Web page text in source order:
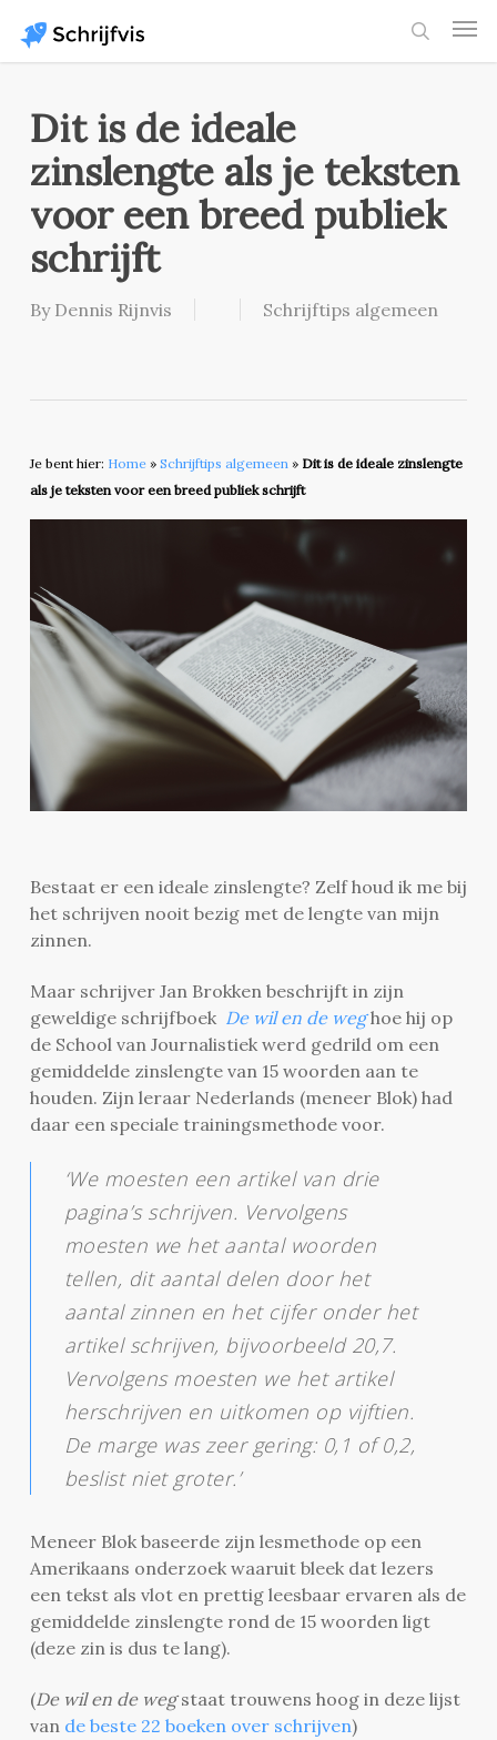
main
Dit is de ideale
zinslengte als je teksten
voor een breed publiek
schrijft
By Dennis Rijnvis Schrijftips algemeen
Je bent hier: Home» Schrijftips algemeen» Dit is de ideale zinslengte
als je teksten voor een breed publiek schrijft
Bestaat er een ideale zinslengte? Zelf houd ik me bij
het schrijven nooit bezig met de lengte van mijn
zinnen.
Maar schrijver Jan Brokken beschrijft in zijn
geweldige schrijfboek De wil en de weghoe hij op
de School van Journalistiek werd gedrild om een
gemiddelde zinslengte van 15 woorden aan te
houden. Zijn leraar Nederlands (meneer Blok) had
daar een speciale trainingsmethode voor.
‘We moesten een artikel van drie
pagina’s schrijven. Vervolgens
moesten we het aantal woorden
tellen, dit aantal delen door het
aantal zinnen en het cijfer onder het
artikel schrijven, bijvoorbeeld 20,7.
Vervolgens moesten we het artikel
herschrijven en uitkomen op vijftien.
De marge was zeer gering: 0,1 of 0,2,
beslist niet groter.’
Meneer Blok baseerde zijn lesmethode op een
Amerikaans onderzoek waaruit bleek dat lezers
een tekst als vlot en prettig leesbaar ervaren als de
gemiddelde zinslengte rond de 15 woorden ligt
(deze zin is dus te lang).
(De wil en de wegstaat trouwens hoog in deze lijst
van de beste 22 boeken over schrijven)